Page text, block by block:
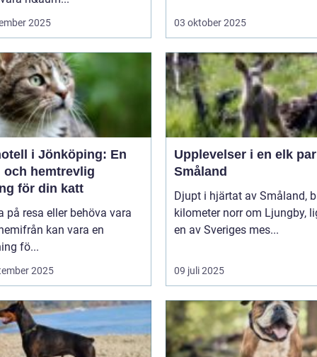
2025 03 oktober 2025
i Jönköping: En
och hemtrevlig
för din katt
på resa eller behöva vara
kan vara en
fö...
2025
Upplevelser i en elk
Småland
Djupt i hjärtat av Småland,
kilometer norr om Ljungby,
en av Sveriges mes...
09 juli 2025